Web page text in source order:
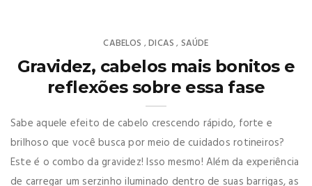
CABELOS ,DICAS , SAÚDE
Gravidez, cabelos mais bonitos e
reflexões sobre essa fase
Sabe aquele efeito de cabelo crescendo rápido, forte e
brilhoso que você busca por meio de cuidados rotineiros?
Este é o combo da gravidez! Isso mesmo! Além da experiência
de carregar um serzinho iluminado dentro de suas barrigas, as